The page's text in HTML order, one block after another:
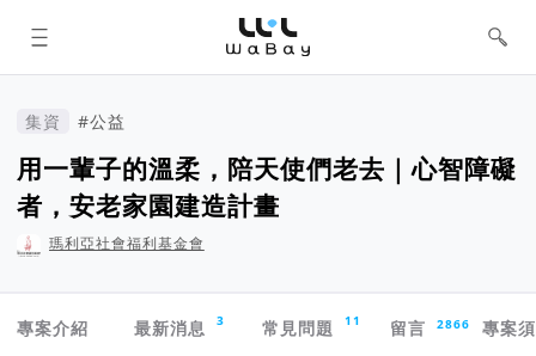
WaBay 挖貝 | 台灣最值得信賴的群眾
集資 / 群眾募資平台
集資 #公益
用一輩子的溫柔，陪天使們老去｜心智障礙
者，安老家園建造計畫
瑪利亞社會福利基金會
專案介紹
最新消息 3 常見問題 11 留言 2866 專案